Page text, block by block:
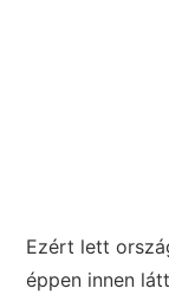
Ezért lett
éppen innen